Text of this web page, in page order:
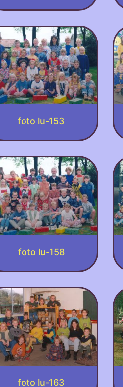
foto lu-153
foto lu-158
foto lu-163